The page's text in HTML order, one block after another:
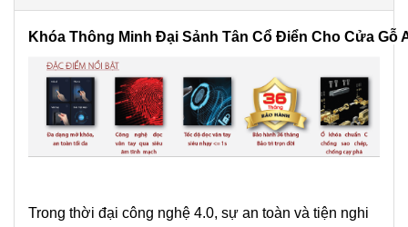
Khóa Thông Minh Đại Sảnh Tân Cổ Điển Cho Cửa Gỗ
Trong thời đại công nghệ 4.0, sự an toàn và tiện nghi